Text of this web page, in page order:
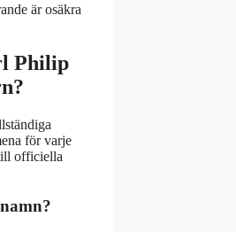
är osäkra
Philip
för varje
officiella